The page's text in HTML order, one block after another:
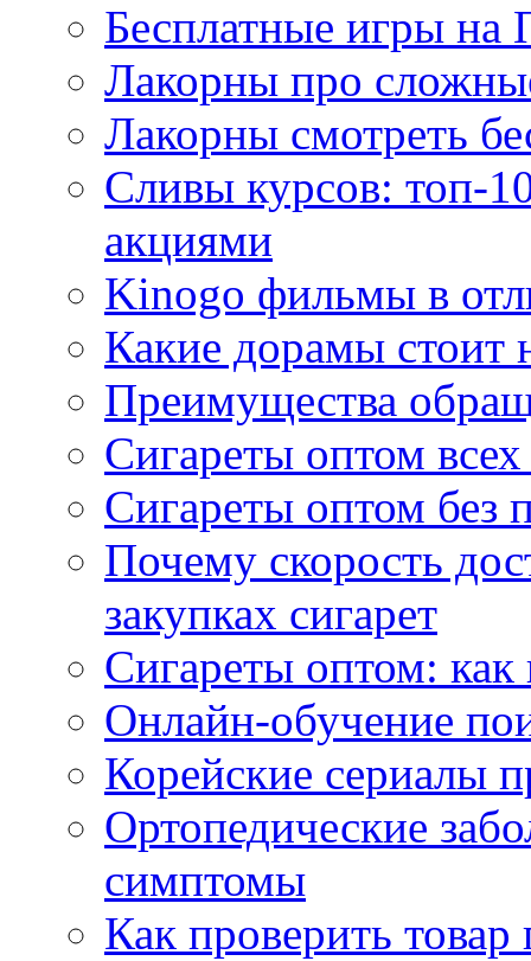
Бесплатные игры на
Лакорны про
Лакорны смотреть
Сливы курсов: топ-
акциями
Kinogo фильмы в
Какие дорамы стоит
Преимущества
Сигареты оптом
Сигареты оптом без
Почему скорость
закупках сигарет
Сигареты оптом:
Онлайн-обучение
Корейские сериалы
Ортопедические
симптомы
Как проверить товар